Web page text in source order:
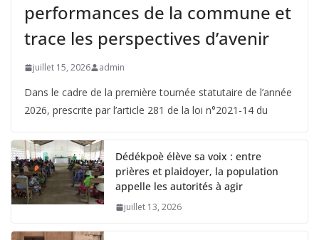
performances de la commune et
trace les perspectives d’avenir
juillet 15, 2026 admin
Dans le cadre de la première tournée statutaire de l’année
2026, prescrite par l’article 281 de la loi n°2021-14 du
Dédékpoè élève sa voix : entre
prières et plaidoyer, la population
appelle les autorités à agir
juillet 13, 2026